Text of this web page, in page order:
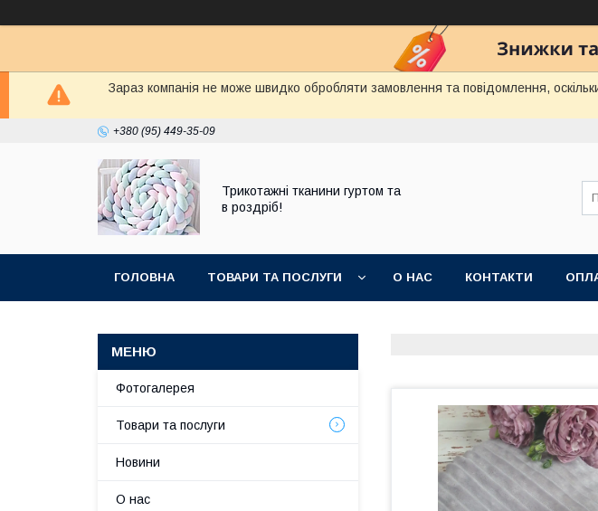
Зараз компанія не може швидко обробляти замовлення та повідомлення,
+380 (95) 449-35-09
Трикотажні тканини гуртом та
в роздріб!
ГОЛОВНА ТОВАРИ ТА ПОСЛУГИ О НАС КОНТАКТИ
Фотогалерея
Товари та послуги
Новини
О нас